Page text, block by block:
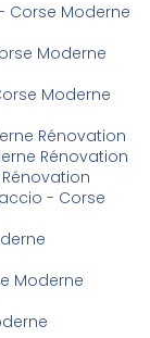
Corse Moderne
Moderne
Moderne
Rénovation
Rénovation
- Corse
Moderne